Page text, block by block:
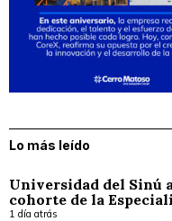
Lo más leído
Universidad del Sinú
cohorte de la
1 día atrás